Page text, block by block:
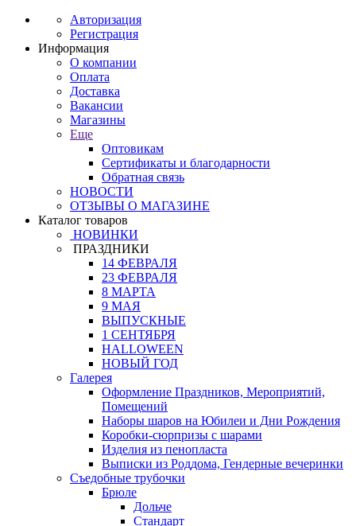
Авторизация
Регистрация
Информация
О компании
Оплата
Доставка
Вакансии
Магазины
Еще
Оптовикам
Сертификаты и благодарности
Обратная связь
НОВОСТИ
ОТЗЫВЫ О МАГАЗИНЕ
Каталог товаров
НОВИНКИ
ПРАЗДНИКИ
14 ФЕВРАЛЯ
23 ФЕВРАЛЯ
8 МАРТА
9 МАЯ
ВЫПУСКНЫЕ
1 СЕНТЯБРЯ
HALLOWEEN
НОВЫЙ ГОД
Галерея
Оформление Праздников, Мероприятий,
Помещений
Наборы шаров на Юбилеи и Дни Рождения
Коробки-сюрпризы с шарами
Изделия из пенопласта
Выписки из Роддома, Гендерные вечеринки
Съедобные трубочки
Брюле
Дольче
Стандарт